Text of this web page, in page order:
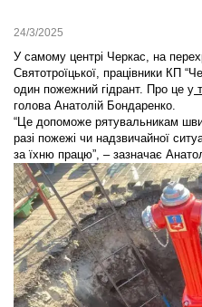
24/3/2025
У самому центрі Черкас, на
Святотроїцької, працівники КП
один пожежний гідрант. Про це у
голова Анатолій Бондаренко.
“Це допоможе рятувальникам
разі пожежі чи надзвичайної
за їхню працю”, – зазначає